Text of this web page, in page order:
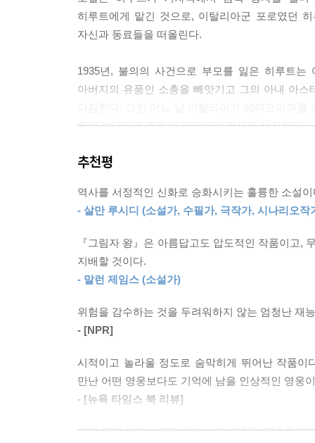
혼자 달리고 있는 병사는 이목구비가 섬세한 군
시니아인. (…)
그 이상한 환영 위로 하늘이 열리더니 한줄기 빛
--- p.471
--- p.572
그들 뒤로 문이 닫힐 때 히루트는 허리를 꼿꼿이
그라를 세워 들고 그림자 왕들 하나하나에게 경
--- p.642
히루트에게 맡긴 것으로, 이탈리아군 포로였던
자신과 동료들을 떠올린다.
1935년, 불의의 사건으로 부모를 잃은 히루트
아버지의 유품인 소총을 빼앗기고 그의 아내 아
함께 밤낮으로 훈련에 매진하며 전사로 성장한다.
한편 에티오피아 황제가 영국으로 망명하면서
들어간 히루트가 그만 포로로 붙잡힌다. 그곳에
야만성을 목격한다. 하지만 아버지의 편지를
승리로 전쟁이 끝나던 날, 그를 죽이지 않고 살려
시간이 흘러 다시 1974년으로 돌아온다. 사십여
호위병이었다고, 황궁까지 가는 길을 호위하겠다
되뇌며 그들을 잊지 않겠노라 다짐한다.
성별과 계급, 국적을 아우르는
웅장하고 아름다운 합창
추천평
역사를 서정적인 신화로 승화시키는 훌륭한 소설
- 살만 루시디 (소설가, 수필가, 극작가, 시나리오작
『그림자 왕』은 아름답고도 압도적인 작품이고,
지배할 것이다.
- 말런 제임스 (소설가)
위험을 감수하는 것을 두려워하지 않는 엄청난 재
- [NPR]
시적이고 놀라울 정도로 숨막히게 뛰어난 작품
만난 어떤 영웅보다도 기억에 남을 인상적인 영웅
- [뉴욕 타임스 북 리뷰]
마자 멩기스테는 전쟁 속 여성의 역할을 단순한